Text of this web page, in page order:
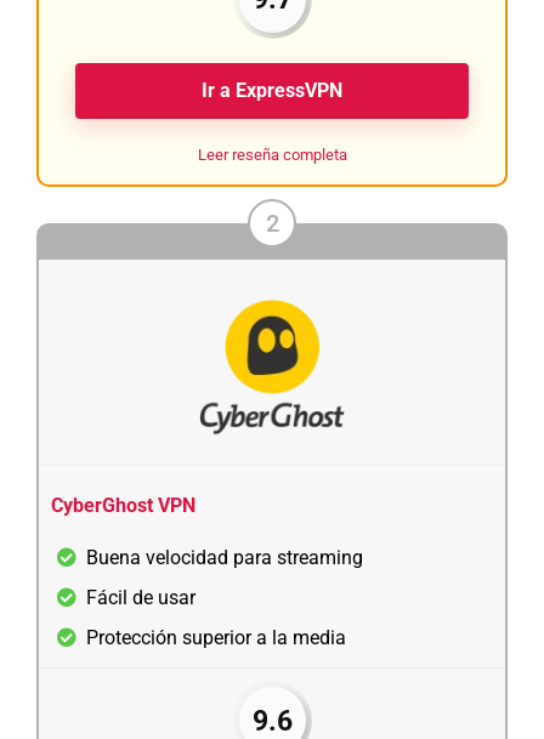
Ir a ExpressVPN
Leer reseña completa
2
CyberGhost VPN
Buena velocidad para streaming
Fácil de usar
Protección superior a la media
9.6